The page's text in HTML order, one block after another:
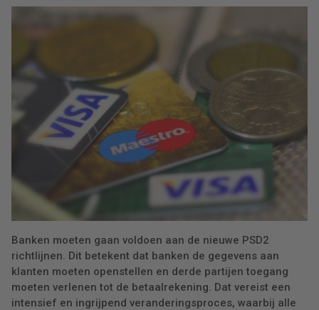
Banken moeten gaan voldoen aan de nieuwe PSD2
richtlijnen. Dit betekent dat banken de gegevens aan
klanten moeten openstellen en derde partijen toegang
moeten verlenen tot de betaalrekening. Dat vereist een
intensief en ingrijpend veranderingsproces, waarbij alle